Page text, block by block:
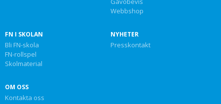
Webbshop
FN I SKOLAN
Bli FN-skola
FN-rollspel
Skolmaterial
NYHETER
Presskontakt
OM OSS
Kontakta oss